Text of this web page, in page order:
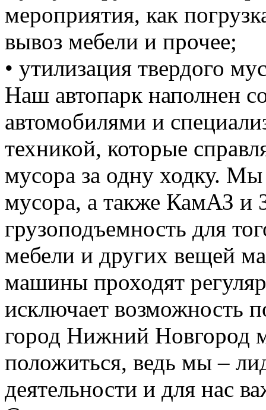
мероприятия, как
вывоз мебели и прочее;
• утилизация твердого
Наш автопарк наполнен
автомобилями и
техникой, которые
мусора за одну ходку. Мы
мусора, а также КамАЗ
грузоподъемность для
мебели и других вещей
машины проходят
исключает возможность
город Нижний Новгород
положиться, ведь мы –
деятельности и для нас